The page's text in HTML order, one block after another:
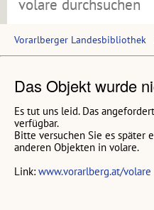
Vorarlberger Landesbibliothek
Das Objekt wurde
Es tut uns leid. Das
verfügbar.
Bitte versuchen Sie es später
anderen Objekten in volare.
Link: www.vorarlberg.at/volare